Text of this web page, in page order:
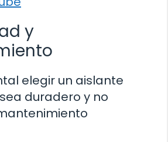
y
elegir un aislante
duradero y no